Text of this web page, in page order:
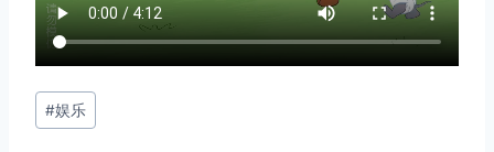
文
章
#娱乐